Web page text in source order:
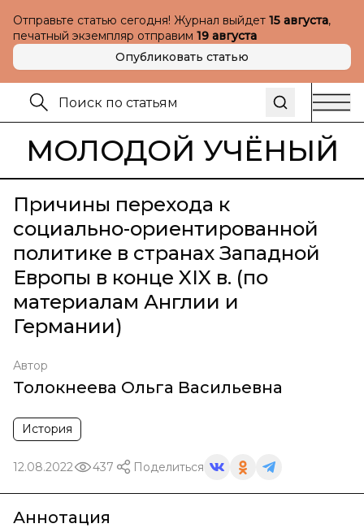
Отправьте статью сегодня! Журнал выйдет 15 августа,
печатный экземпляр отправим 19 августа
Опубликовать статью
МОЛОДОЙ УЧЁНЫЙ
Причины перехода к
социально-ориентированной
политике в странах Западной
Европы в конце XIX в. (по
материалам Англии и
Германии)
Автор
Толокнеева Ольга Васильевна
История
12.08.2022 437 Поделиться
Аннотация